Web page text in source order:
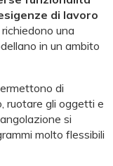
di lavoro
una
in un ambito
di
ruotare gli oggetti e
si
molto flessibili